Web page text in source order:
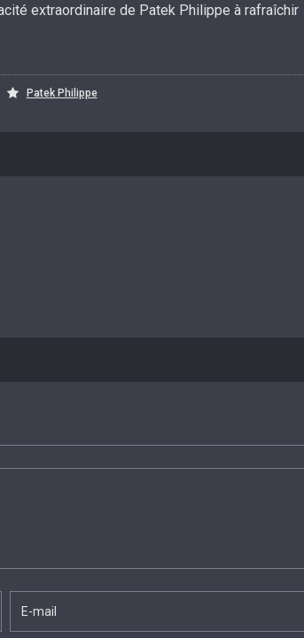
extraordinaire de Patek Philippe à rafraîchir
Patek Philippe